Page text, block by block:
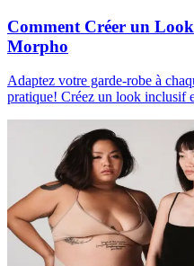
Comment Créer un
Morpho
Adaptez votre garde-robe à
pratique! Créez un look inclusif